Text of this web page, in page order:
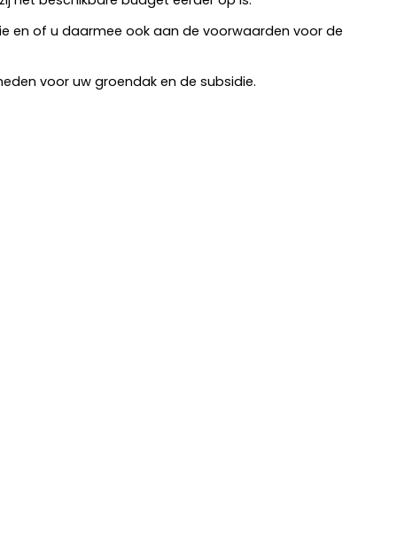
en of u daarmee ook aan de voorwaarden voor de
voor uw groendak en de subsidie.